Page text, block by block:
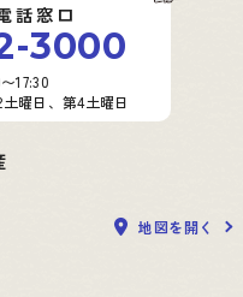
話窓口
3000
17:30
曜日、第4土曜日
地図を開く